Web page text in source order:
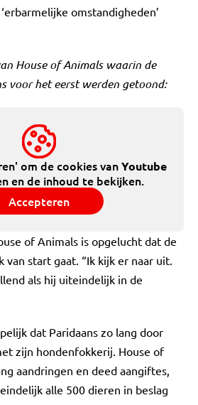
omstandigheden’
House of Animals waarin de
voor het eerst werden getoond:
om de cookies vanYoutube
en de inhoud te bekijken.
Accepteren
of Animals is opgelucht dat de
van start gaat. “Ik kijk er naar uit.
als hij uiteindelijk in de
dat Paridaans zo lang door
zijn hondenfokkerij. House of
aandringen en deed aangiftes,
alle 500 dieren in beslag